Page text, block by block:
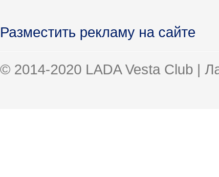
Разместить рекламу на сайте
© 2014-2020 LADA Vesta Club |